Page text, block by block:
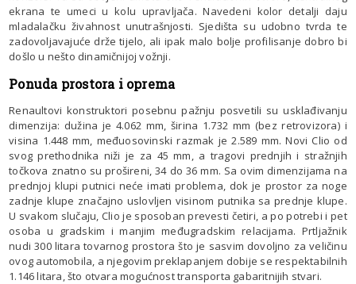
ekrana te umeci u kolu upravljača. Navedeni kolor detalji daju
mladalačku živahnost unutrašnjosti. Sjedišta su udobno tvrda te
zadovoljavajuće drže tijelo, ali ipak malo bolje profilisanje dobro bi
došlo u nešto dinamičnijoj vožnji.
Ponuda prostora i oprema
Renaultovi konstruktori posebnu pažnju posvetili su usklađivanju
dimenzija: dužina je 4.062 mm, širina 1.732 mm (bez retrovizora) i
visina 1.448 mm, međuosovinski razmak je 2.589 mm. Novi Clio od
svog prethodnika niži je za 45 mm, a tragovi prednjih i stražnjih
točkova znatno su prošireni, 34 do 36 mm. Sa ovim dimenzijama na
prednjoj klupi putnici neće imati problema, dok je prostor za noge
zadnje klupe značajno uslovljen visinom putnika sa prednje klupe.
U svakom slučaju, Clio je sposoban prevesti četiri, a po potrebi i pet
osoba u gradskim i manjim međugradskim relacijama. Prtljažnik
nudi 300 litara tovarnog prostora što je sasvim dovoljno za veličinu
ovog automobila, a njegovim preklapanjem dobije se respektabilnih
1.146 litara, što otvara mogućnost transporta gabaritnijih stvari.